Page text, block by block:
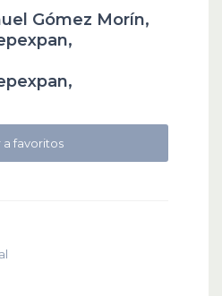
Gómez Morín,
,
favoritos